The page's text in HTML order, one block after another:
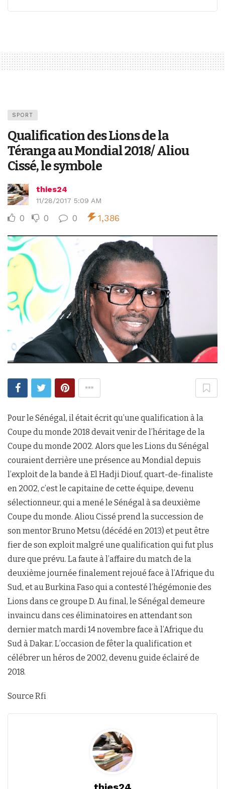
SPORT
Qualification des Lions de la
Téranga au Mondial 2018/ Aliou
Cissé, le symbole
thies24
11/28/2017 5:09 AM
0 0 0 1,386
Pour le Sénégal, il était écrit qu’une qualification à la
Coupe du monde 2018 devait venir de l’héritage de la
Coupe du monde 2002. Alors que les Lions du Sénégal
couraient derrière une présence au Mondial depuis
l’exploit de la bande à El Hadji Diouf, quart-de-finaliste
en 2002, c’est le capitaine de cette équipe, devenu
sélectionneur, qui a mené le Sénégal à sa deuxième
Coupe du monde. Aliou Cissé prend la succession de
son mentor Bruno Metsu (décédé en 2013) et peut être
fier de son exploit malgré une qualification qui fut plus
dure que prévu. La faute à l’affaire du match de la
deuxième journée finalement rejoué face à l’Afrique du
Sud, et au Burkina Faso qui a contesté l’hégémonie des
Lions dans ce groupe D. Au final, le Sénégal demeure
invaincu dans ces éliminatoires en attendant son
dernier match mardi 14 novembre face à l’Afrique du
Sud à Dakar. L’occasion de fêter la qualification et
célébrer un héros de 2002, devenu guide éclairé de
2018.
Source Rfi